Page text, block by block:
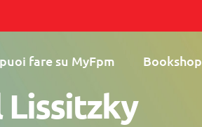
fare su MyFpm Bookshop
Lissitzky